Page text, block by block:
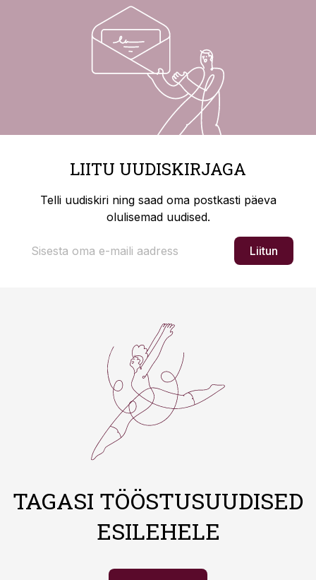
LIITU UUDISKIRJAGA
Telli uudiskiri ning saad oma postkasti päeva
olulisemad uudised.
Liitun
TAGASI TÖÖSTUSUUDISED
ESILEHELE